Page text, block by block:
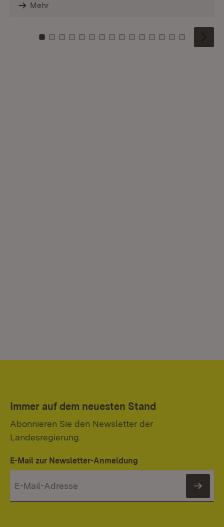
Mehr
Zu Kachel: 0
Zu Kachel: 1
Zu Kachel: 2
Zu Kachel: 3
Zu Kachel: 4
Zu Kachel: 5
Zu Kachel: 6
Zu Kachel: 7
Zu Kachel: 8
Zu Kachel: 9
Zu Kachel: 10
Zu Kachel: 11
Zu Kachel: 12
Zu Kachel:
Zu
Immer auf dem neuesten Stand
Abonnieren Sie den Newsletter der
Landesregierung.
E-Mail zur Newsletter-Anmeldung